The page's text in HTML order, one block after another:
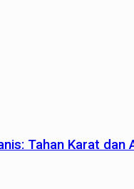
Tahan Karat dan